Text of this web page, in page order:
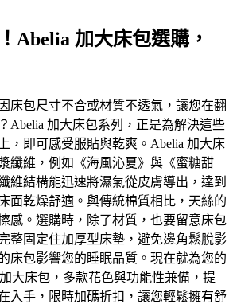
Abelia 加大床包選購，
床包尺寸不合或材質不透氣，讓您在翻
Abelia 加大床包系列，正是為解決這些
，即可感受服貼與乾爽。Abelia 加大床
纖維，例如《海風沁夏》與《蜜糖甜
維結構能迅速將濕氣從皮膚導出，達到
面乾燥舒適。與傳統棉質相比，天絲的
感。選購時，除了材質，也要留意床包
整固定住加厚型床墊，避免邊角鬆脫影
床包影響您的睡眠品質。現在就為您的
大床包，多款花色與功能性兼備，提
入手，限時加碼折扣，讓您輕鬆擁有舒